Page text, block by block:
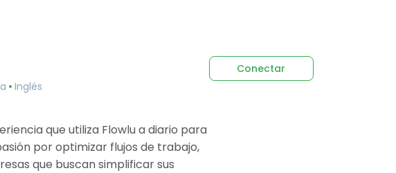
Inglés
que utiliza Flowlu a diario para
por optimizar flujos de trabajo,
que buscan simplificar sus
Conectar